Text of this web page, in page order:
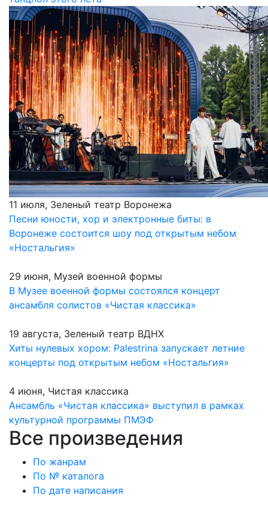
11 июля, Зеленый театр Воронежа
Песни юности, хор и электронные биты: в
Воронеже состоится шоу под открытым небом
«Ностальгия»
29 июня, Музей военной формы
В Музее военной формы состоялся концерт
ансамбля солистов «Чистая классика»
19 августа, Зеленый театр ВДНХ
Хиты нулевых хором: Palestrina запускает летние
концерты под открытым небом «Ностальгия»
4 июня, Чистая классика
Ансамбль «Чистая классика» выступил в рамках
культурной программы ПМЭФ
Все произведения
По жанрам
По № каталога
По дате написания